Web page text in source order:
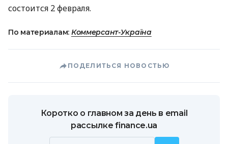
состоится 2 февраля.
По материалам: Коммерсант-Україна
ПОДЕЛИТЬСЯ НОВОСТЬЮ
Коротко о главном за день в email
рассылке finance.ua